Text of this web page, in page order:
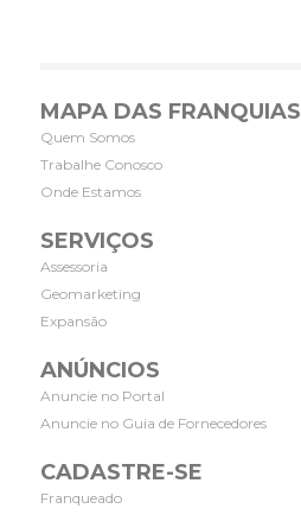
MAPA DAS FRANQUIAS
Quem Somos
Trabalhe Conosco
Onde Estamos
SERVIÇOS
Assessoria
Geomarketing
Expansão
ANÚNCIOS
Anuncie no Portal
Anuncie no Guia de Fornecedores
CADASTRE-SE
Franqueado